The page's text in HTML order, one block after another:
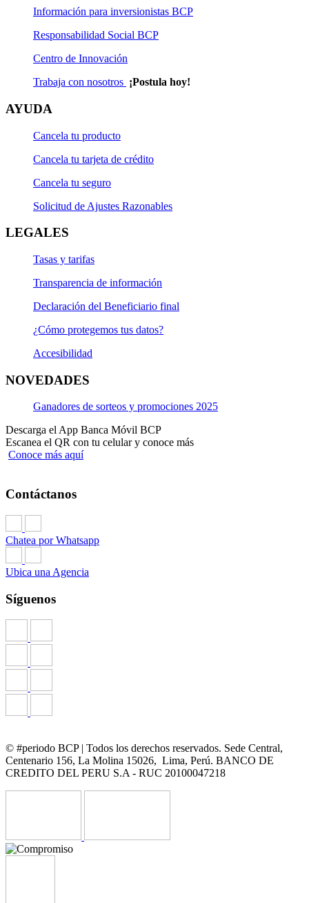
Información para inversionistas BCP
Responsabilidad Social BCP
Centro de Innovación
Trabaja con nosotros ¡Postula hoy!
AYUDA
Cancela tu producto
Cancela tu tarjeta de crédito
Cancela tu seguro
Solicitud de Ajustes Razonables
LEGALES
Tasas y tarifas
Transparencia de información
Declaración del Beneficiario final
¿Cómo protegemos tus datos?
Accesibilidad
NOVEDADES
Ganadores de sorteos y promociones 2025
Descarga el App Banca Móvil BCP
Escanea el QR con tu celular y conoce más
Conoce más aquí
Contáctanos
Chatea por Whatsapp
Ubica una Agencia
Síguenos
© #periodo BCP | Todos los derechos reservados. Sede Central,
Centenario 156, La Molina 15026, Lima, Perú. BANCO DE
CREDITO DEL PERU S.A - RUC 20100047218